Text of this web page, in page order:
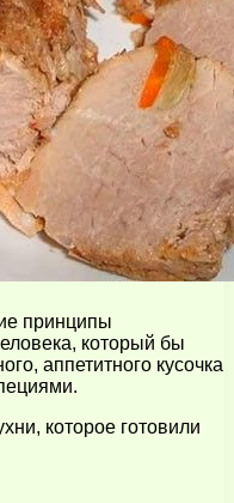
принципы
который бы
аппетитного кусочка
которое готовили